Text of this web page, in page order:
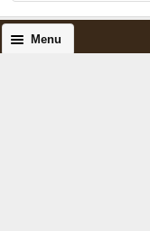
Menu